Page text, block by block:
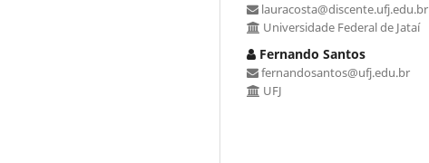
lauracosta@discente.ufj.edu.br
Universidade Federal de Jataí
Fernando Santos
fernandosantos@ufj.edu.br
UFJ